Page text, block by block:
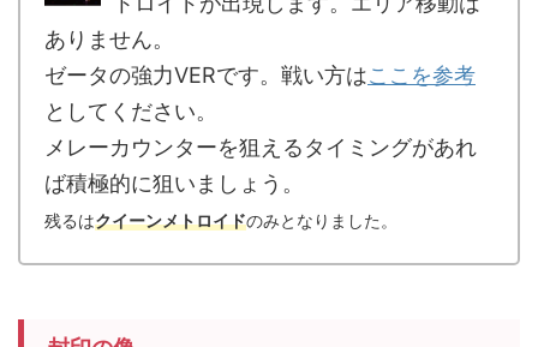
ありません。
ゼータの強力VERです。戦い方はここを参考
としてください。
メレーカウンターを狙えるタイミングがあれ
ば積極的に狙いましょう。
残るはクイーンメトロイドのみとなりました。